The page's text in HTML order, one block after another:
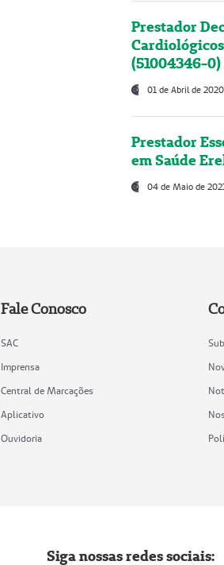
Prestador
(51004346-0)
01 de Abril de 2020
Prestador
em Saúde
04 de Maio de
Fale Conosco
SAC
Imprensa
Central de Marcações
Aplicativo
Ouvidoria
Siga nossas redes sociais: